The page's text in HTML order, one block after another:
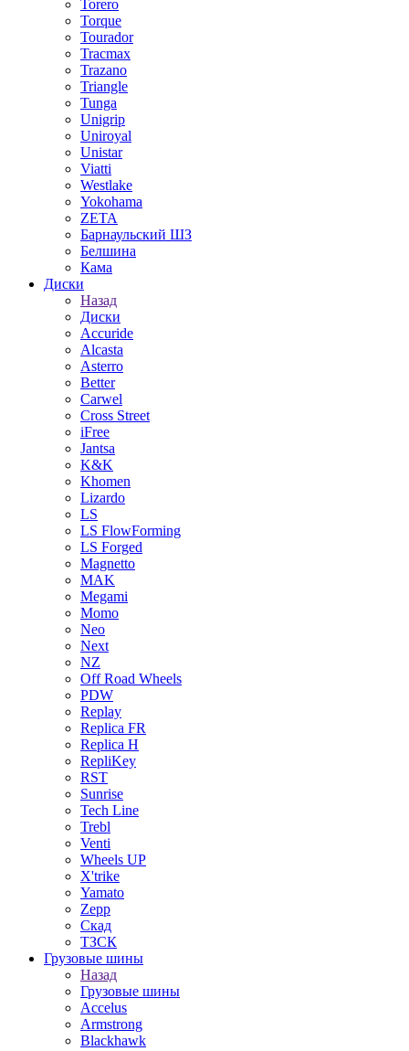
Torero
Torque
Tourador
Tracmax
Trazano
Triangle
Tunga
Unigrip
Uniroyal
Unistar
Viatti
Westlake
Yokohama
ZETA
Барнаульский ШЗ
Белшина
Кама
Диски
Назад
Диски
Accuride
Alcasta
Asterro
Better
Carwel
Cross Street
iFree
Jantsa
K&K
Khomen
Lizardo
LS
LS FlowForming
LS Forged
Magnetto
MAK
Megami
Momo
Neo
Next
NZ
Off Road Wheels
PDW
Replay
Replica FR
Replica H
RepliKey
RST
Sunrise
Tech Line
Trebl
Venti
Wheels UP
X'trike
Yamato
Zepp
Скад
ТЗСК
Грузовые шины
Назад
Грузовые шины
Accelus
Armstrong
Blackhawk